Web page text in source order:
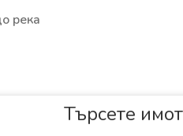
река
Търсете